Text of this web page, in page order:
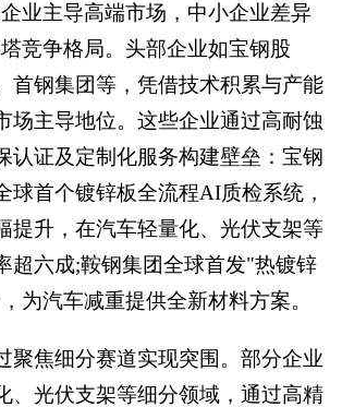
业主导高端市场，中小企业差异
竞争格局。头部企业如宝钢股
首钢集团等，凭借技术积累与产能
场主导地位。这些企业通过高耐蚀
认证及定制化服务构建壁垒：宝钢
球首个镀锌板全流程AI质检系统，
提升，在汽车轻量化、光伏支架等
超六成;鞍钢集团全球首发"热镀锌
为汽车减重提供全新材料方案。
聚焦细分赛道实现突围。部分企业
、光伏支架等细分领域，通过高精